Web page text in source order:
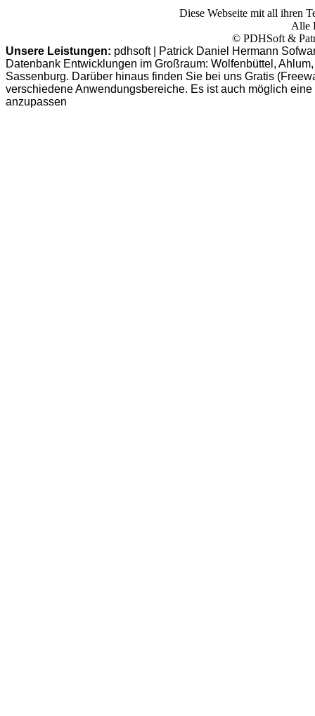
Diese Webseite mit all ihren
Alle
© PDHSoft &
Unsere Leistungen: pdhsoft | Patrick Daniel Hermann
Datenbank Entwicklungen im Großraum: Wolfenbüttel,
Sassenburg. Darüber hinaus finden Sie bei uns Gratis
verschiedene Anwendungsbereiche. Es ist auch möglich
anzupassen